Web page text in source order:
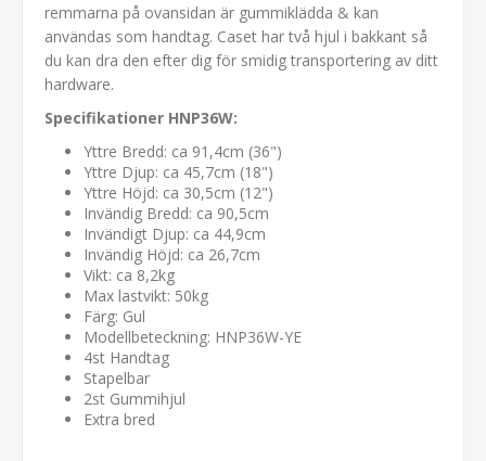
remmarna på ovansidan är gummiklädda & kan
användas som handtag. Caset har två hjul i bakkant så
du kan dra den efter dig för smidig transportering av ditt
hardware.
Specifikationer HNP36W:
Yttre Bredd: ca 91,4cm (36")
Yttre Djup: ca 45,7cm (18")
Yttre Höjd: ca 30,5cm (12")
Invändig Bredd: ca 90,5cm
Invändigt Djup: ca 44,9cm
Invändig Höjd: ca 26,7cm
Vikt: ca 8,2kg
Max lastvikt: 50kg
Färg: Gul
Modellbeteckning: HNP36W-YE
4st Handtag
Stapelbar
2st Gummihjul
Extra bred